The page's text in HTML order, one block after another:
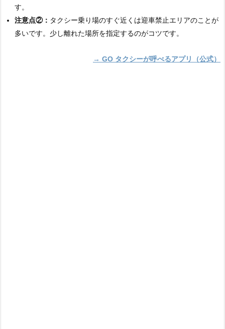
す。
注意点②： タクシー乗り場のすぐ近くは迎車禁止エリアのことが
多いです。少し離れた場所を指定するのがコツです。
→ GO タクシーが呼べるアプリ（公式）